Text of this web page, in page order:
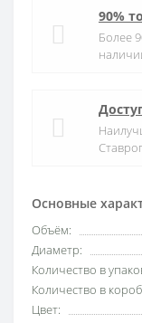
Основные
Объём:
Диаметр:
Количество в
Количество в
Цвет:
90%
Более